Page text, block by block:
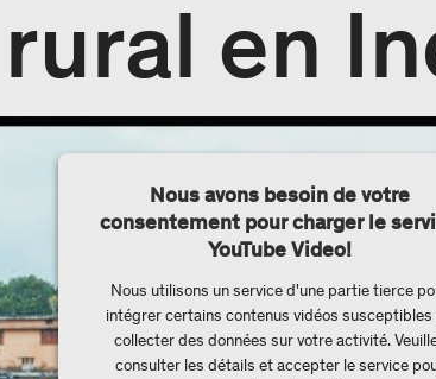
en
Nous avons besoin de votre
consentement pour charger le
YouTube Video!
Nous utilisons un service d'une partie tierce
intégrer certains contenus vidéos susceptibles
collecter des données sur votre activité.
consulter les détails et accepter le service